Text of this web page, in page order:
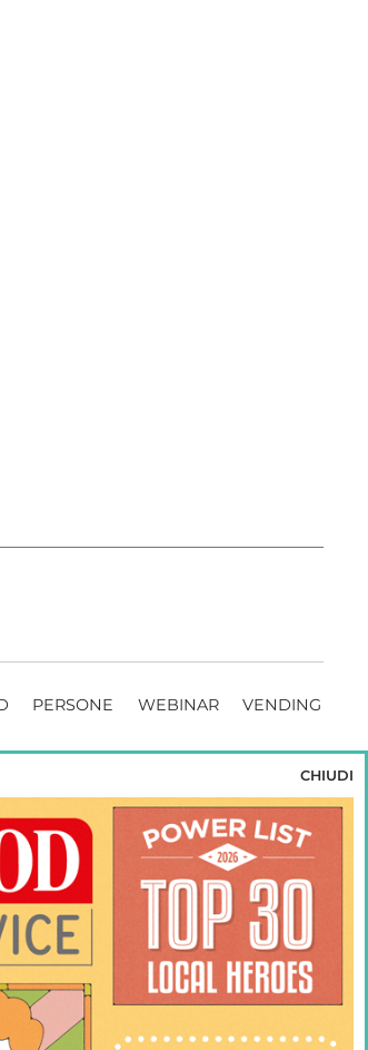
PERSONE WEBINAR VENDING
CHIUDI